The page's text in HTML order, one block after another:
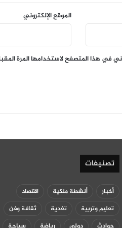
الموقع الإلكتروني
في هذا المتصفح لاستخدامها المرة
تصنيفات
أخبار أنشطة ملكية
اقتصاد
تعليم وتربية
تغدية
ثقافة وفن